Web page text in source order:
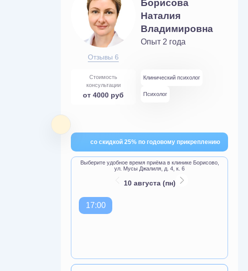
Отзывы 6
Борисова
Наталия
Владимировна
Опыт 2 года
Стоимость
консультации
от 4000 руб
Клинический психолог
Психолог
со скидкой 25% по годовому прикреплению
Выберите удобное время приёма в клинике Борисово,
ул. Мусы Джалиля, д. 4, к. 6
10 августа (пн)
17:00